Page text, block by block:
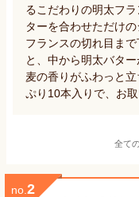
るこだわりの明太フ
ターを合わせただけ
フランスの切れ目ま
と、中から明太バタ
麦の香りがふわっと
ぷり10本入りで、お
全て
no. 2